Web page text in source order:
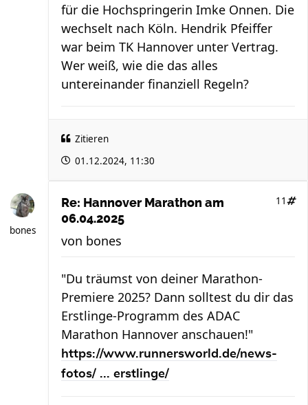
für die Hochspringerin Imke Onnen. Die
wechselt nach Köln. Hendrik Pfeiffer
war beim TK Hannover unter Vertrag.
Wer weiß, wie die das alles
untereinander finanziell Regeln?
Zitieren
01.12.2024, 11:30
bones
Re: Hannover Marathon am
06.04.2025
11
von bones
"Du träumst von deiner Marathon-
Premiere 2025? Dann solltest du dir das
Erstlinge-Programm des ADAC
Marathon Hannover anschauen!"
https://www.runnersworld.de/news-
fotos/ ... erstlinge/